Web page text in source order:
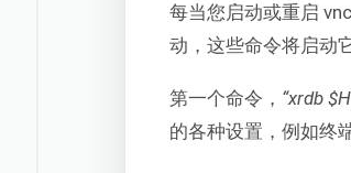
每当您启动或重启
动，这些命令将启动
第一个命令， “xrdb
的各种设置，例如终